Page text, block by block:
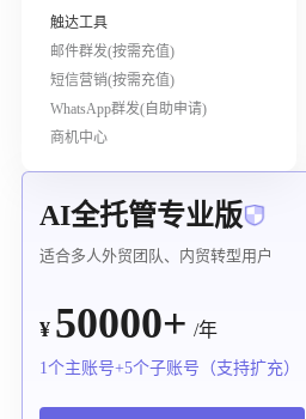
触达工具
邮件群发(按需充值)
短信营销(按需充值)
WhatsApp群发(自助申请)
商机中心
AI全托管专业版
适合多人外贸团队、内贸转型用户
¥ 50000+ /年
1个主账号+5个子账号（支持扩充）